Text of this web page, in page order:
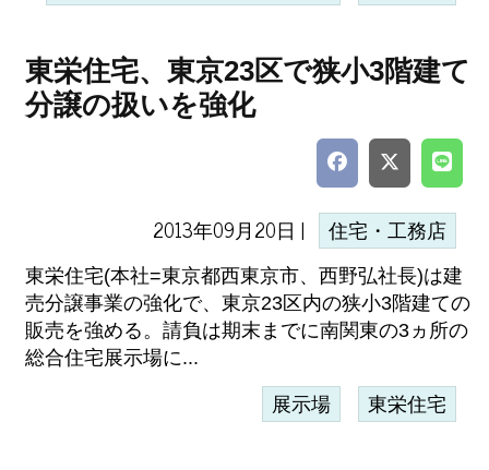
東栄住宅、東京23区で狭小3階建て
分譲の扱いを強化
2013年09月20日 | 住宅・工務店
東栄住宅(本社=東京都西東京市、西野弘社長)は建
売分譲事業の強化で、東京23区内の狭小3階建ての
販売を強める。請負は期末までに南関東の3ヵ所の
総合住宅展示場に...
展示場 東栄住宅